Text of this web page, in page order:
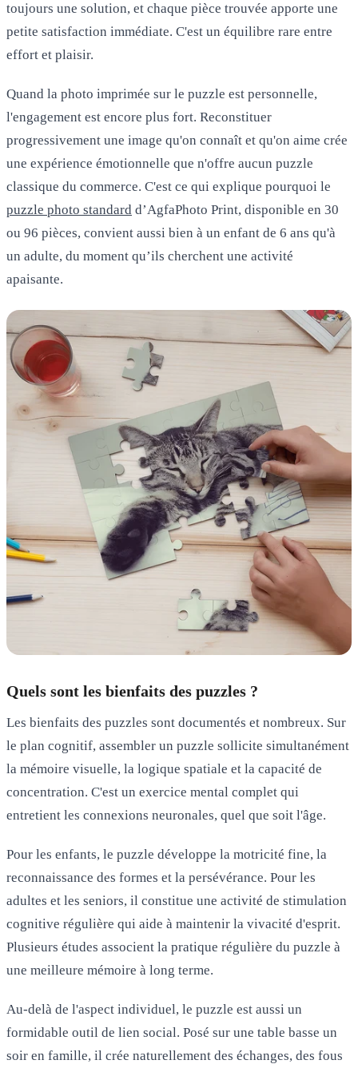
toujours une solution, et chaque pièce trouvée apporte une
petite satisfaction immédiate. C'est un équilibre rare entre
effort et plaisir.
Quand la photo imprimée sur le puzzle est personnelle,
l'engagement est encore plus fort. Reconstituer
progressivement une image qu'on connaît et qu'on aime crée
une expérience émotionnelle que n'offre aucun puzzle
classique du commerce. C'est ce qui explique pourquoi le
puzzle photo standard d’AgfaPhoto Print, disponible en 30
ou 96 pièces, convient aussi bien à un enfant de 6 ans qu'à
un adulte, du moment qu’ils cherchent une activité
apaisante.
Quels sont les bienfaits des puzzles ?
Les bienfaits des puzzles sont documentés et nombreux. Sur
le plan cognitif, assembler un puzzle sollicite simultanément
la mémoire visuelle, la logique spatiale et la capacité de
concentration. C'est un exercice mental complet qui
entretient les connexions neuronales, quel que soit l'âge.
Pour les enfants, le puzzle développe la motricité fine, la
reconnaissance des formes et la persévérance. Pour les
adultes et les seniors, il constitue une activité de stimulation
cognitive régulière qui aide à maintenir la vivacité d'esprit.
Plusieurs études associent la pratique régulière du puzzle à
une meilleure mémoire à long terme.
Au-delà de l'aspect individuel, le puzzle est aussi un
formidable outil de lien social. Posé sur une table basse un
soir en famille, il crée naturellement des échanges, des fous